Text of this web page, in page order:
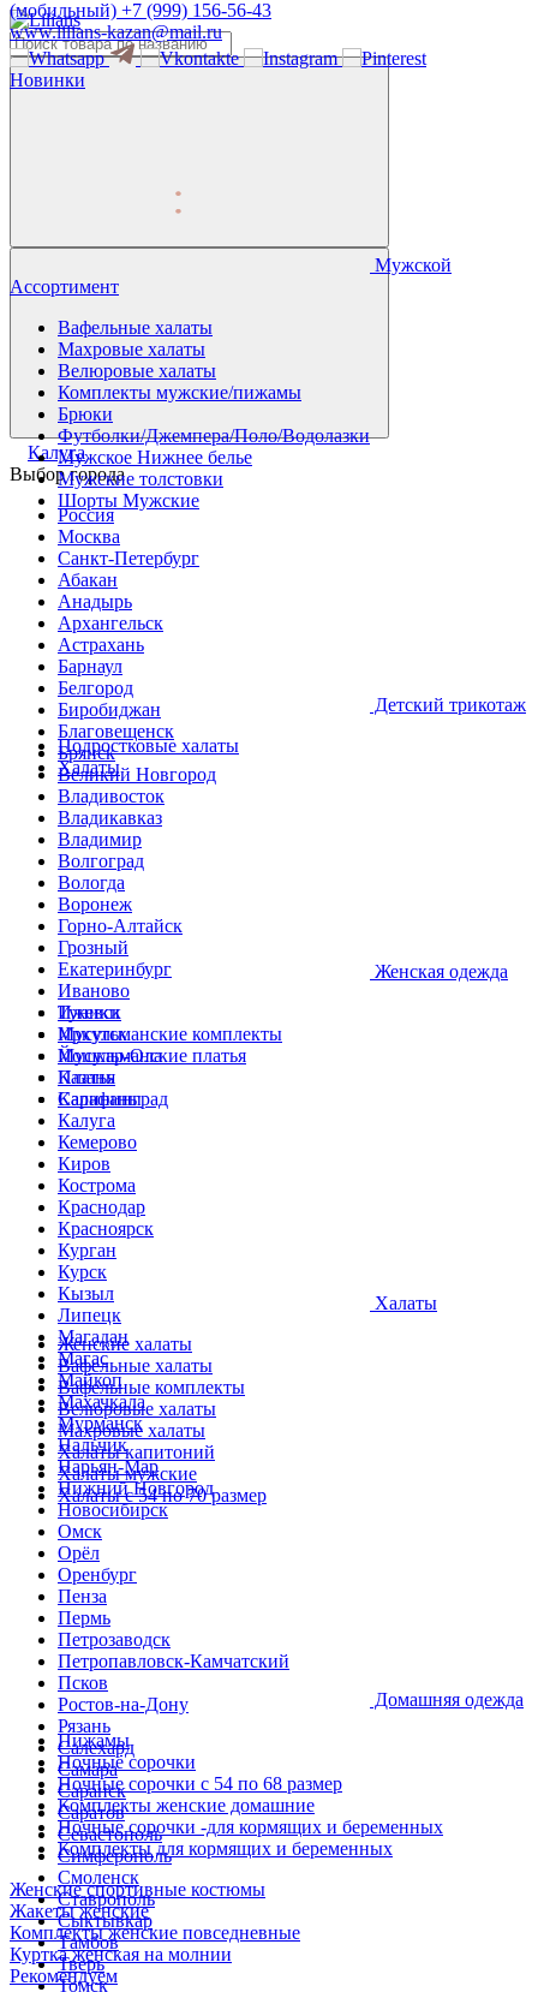
Калуга
Выбор города
Россия
Москва
Санкт-Петербург
Абакан
Анадырь
Архангельск
Астрахань
Барнаул
Белгород
Биробиджан
Благовещенск
Брянск
Великий Новгород
Владивосток
Владикавказ
Владимир
Волгоград
Вологда
Воронеж
Горно-Алтайск
Грозный
Екатеринбург
Иваново
Ижевск
Иркутск
Йошкар-Ола
Казань
Калининград
Калуга
Кемерово
Киров
Кострома
Краснодар
Красноярск
Курган
Курск
Кызыл
Липецк
Магадан
Магас
Майкоп
Махачкала
Мурманск
Нальчик
Нарьян-Мар
Нижний Новгород
Новосибирск
Омск
Орёл
Оренбург
Пенза
Пермь
Петрозаводск
Петропавловск-Камчатский
Псков
Ростов-на-Дону
Рязань
Салехард
Самара
Саранск
Саратов
Севастополь
Симферополь
Смоленск
Ставрополь
Сыктывкар
Тамбов
Тверь
Томск
(мобильный) +7 (999) 156-56-43
www.lilians-kazan@mail.ru
Новинки
Мужской
Ассортимент
Вафельные халаты
Махровые халаты
Велюровые халаты
Комплекты мужские/пижамы
Брюки
Футболки/Джемпера/Поло/Водолазки
Мужское Нижнее белье
Мужские толстовки
Шорты Мужские
Детcкий трикотаж
Подростковые халаты
Халаты
Женская одежда
Туники
Мусульманские комплекты
Мусульманские платья
Платья
Сарафаны
Халаты
Женские халаты
Вафельные халаты
Вафельные комплекты
Велюровые халаты
Махровые халаты
Халаты капитоний
Халаты мужские
Халаты с 54 по 70 размер
Домашняя одежда
Пижамы
Ночные сорочки
Ночные сорочки с 54 по 68 размер
Комплекты женские домашние
Ночные сорочки -для кормящих и беременных
Комплекты для кормящих и беременных
Женские спортивные костюмы
Жакеты женские
Комплекты женские повседневные
Куртка женская на молнии
Рекомендуем